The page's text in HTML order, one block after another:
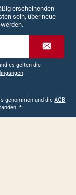
erscheinenden
sein, über neue
es gelten die
.
genommen und dieAGB
*